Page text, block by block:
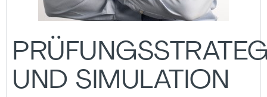
UND SIMULATION